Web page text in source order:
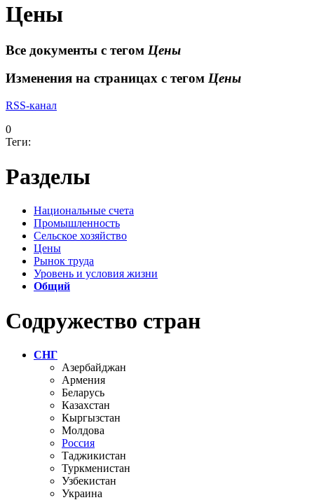
Цены
Все документы с тегом Цены
Изменения на страницах с тегом Цены
RSS-канал
0
Теги:
Разделы
Национальные счета
Промышленность
Сельское хозяйство
Цены
Рынок труда
Уровень и условия жизни
Общий
Содружество стран
СНГ
Азербайджан
Армения
Беларусь
Казахстан
Кыргызстан
Молдова
Россия
Таджикистан
Туркменистан
Узбекистан
Украина